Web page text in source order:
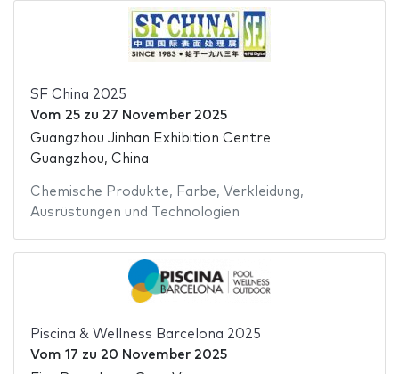
SF China 2025
Vom 25zu 27 November 2025
Guangzhou Jinhan Exhibition Centre
Guangzhou, China
Chemische Produkte, Farbe, Verkleidung,
Ausrüstungen und Technologien
Piscina & Wellness Barcelona 2025
Vom 17 zu 20 November 2025